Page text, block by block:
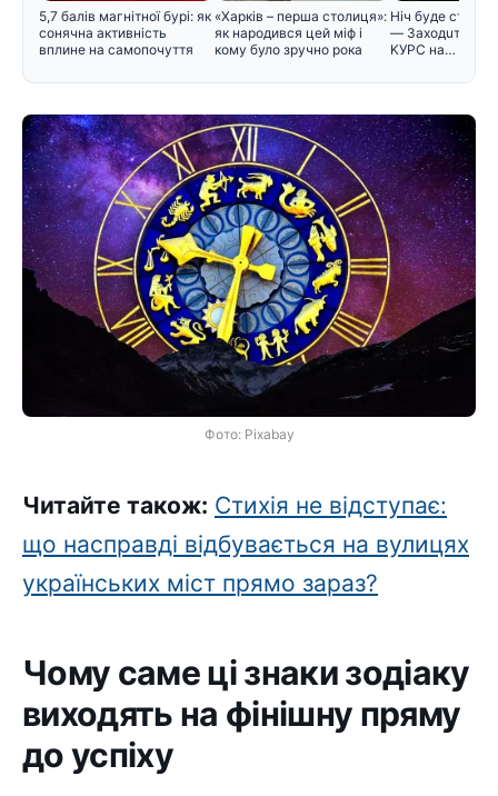
5,7 балів магнітної бурі: як
сонячна активність
вплине на самопочуття
«Харків – перша столиця»:
як народився цей міф і
кому було зручно рока
Hiч бyдe
— Зaxoдuть
KУPC нa…
Фото: Pixabay
Читайте також: Стихія не відступає:
що насправді відбувається на вулицях
українських міст прямо зараз?
Чому саме ці знаки зодіаку
виходять на фінішну пряму
до успіху